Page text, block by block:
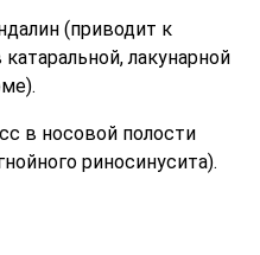
(приводит к
лакунарной
в носовой полости
риносинусита).